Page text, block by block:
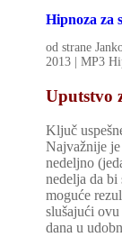
Hipnoza za
od strane
2013 |MP3
Uputstvo
Ključ
Najvažnije
nedeljno
nedelja da
moguće
slušajući
dana u